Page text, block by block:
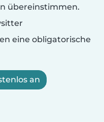
übereinstimmen.
eine obligatorische
an